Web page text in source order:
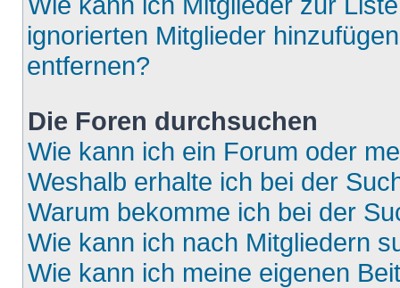
ignorierten Mitglieder
entfernen?
Die Foren durchsuchen
Wie kann ich ein Forum oder
Weshalb erhalte ich bei der
Warum bekomme ich bei der
Wie kann ich nach Mitgliedern
Wie kann ich meine eigenen